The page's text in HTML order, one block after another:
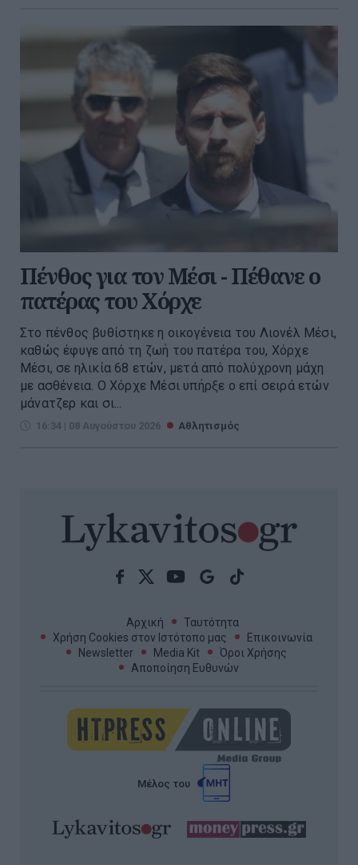
Πένθος για τον Μέσι - Πέθανε ο
πατέρας του Χόρχε
Στο πένθος βυθίστηκε η οικογένεια του Λιονέλ Μέσι,
καθώς έφυγε από τη ζωή του πατέρα του, Χόρχε
Μέσι, σε ηλικία 68 ετών, μετά από πολύχρονη μάχη
με ασθένεια. Ο Χόρχε Μέσι υπήρξε ο επί σειρά ετών
μάνατζερ και σι...
16:34 | 08 Αυγούστου 2026 Αθλητισμός
Αρχική
Ταυτότητα
Χρήση Cookies στον Ιστότοπο μας
Επικοινωνία
Newsletter
Media Kit
Όροι Χρήσης
Αποποίηση Ευθυνών
Μέλος του